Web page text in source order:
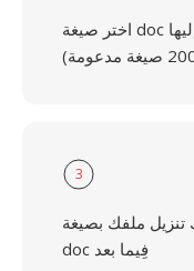
اختر صيغة doc أو أية صيغة أخرى أنت بحاجةٍ إليها
3
ملفك بصيغة
doc فِيما بعد